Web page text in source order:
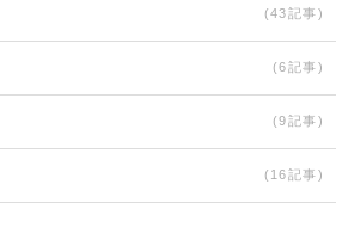
(43記事)
(6記事)
(9記事)
(16記事)